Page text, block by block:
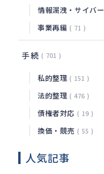
情報漏洩・サイバー
事業再編 71
手続 701
私的整理 151
法的整理 476
債権者対応 19
換価・競売 55
人気記事